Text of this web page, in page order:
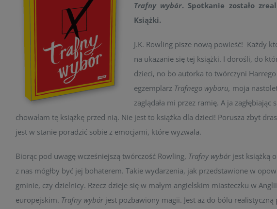
Trafny wybór. Spotkanie zostało
Książki.
J.K. Rowling pisze nową powieść! Każdy
na ukazanie się tej książki. I dorośli, do
dzieci, no bo autorka to twórczyni
egzemplarz Trafnego wyboru, moja
zaglądała mi przez ramię. A ja
chowałam tę książkę przed nią. Nie jest to książka dla dzieci! Porusza zbyt
jest w stanie poradzić sobie z emocjami, które wyzwala.
Biorąc pod uwagę wcześniejszą twórczość Rowling, Trafny wybórjest książką
z nas mógłby być jej bohaterem. Takie wydarzenia, jak przedstawione w
gminie, czy dzielnicy. Rzecz dzieje się w małym angielskim miasteczku w
europejskim. Trafny wybórjest pozbawiony magii. Jest aż do bólu